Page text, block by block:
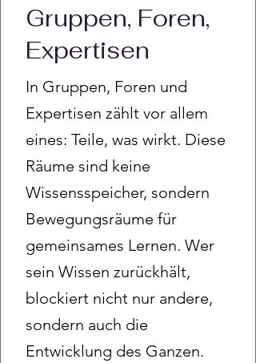
Gruppen, Foren,
Expertisen
In Gruppen, Foren und
Expertisen zählt vor allem
eines: Teile, was wirkt. Diese
Räume sind keine
Wissensspeicher, sondern
Bewegungsräume für
gemeinsames Lernen. Wer
sein Wissen zurückhält,
blockiert nicht nur andere,
sondern auch die
Entwicklung des Ganzen.